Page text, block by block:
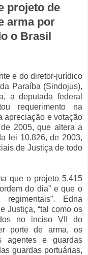
projeto de
arma por
o Brasil
e do diretor-jurídico
Paraíba (Sindojus),
a deputada federal
requerimento na
apreciação e votação
2005, que altera a
lei 10.826, de 2003,
de Justiça de todo
que o projeto 5.415
do dia” e que o
Edna
Justiça, “tal como os
no inciso VII do
porte de arma, os
agentes e guardas
guardas portuárias,